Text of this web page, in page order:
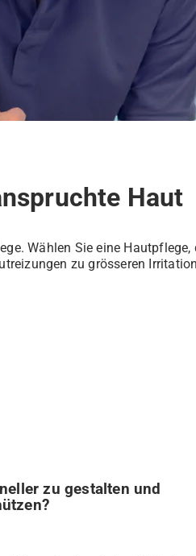
Haut
Wählen Sie eine Hautpflege,
zu grösseren
zu gestalten und